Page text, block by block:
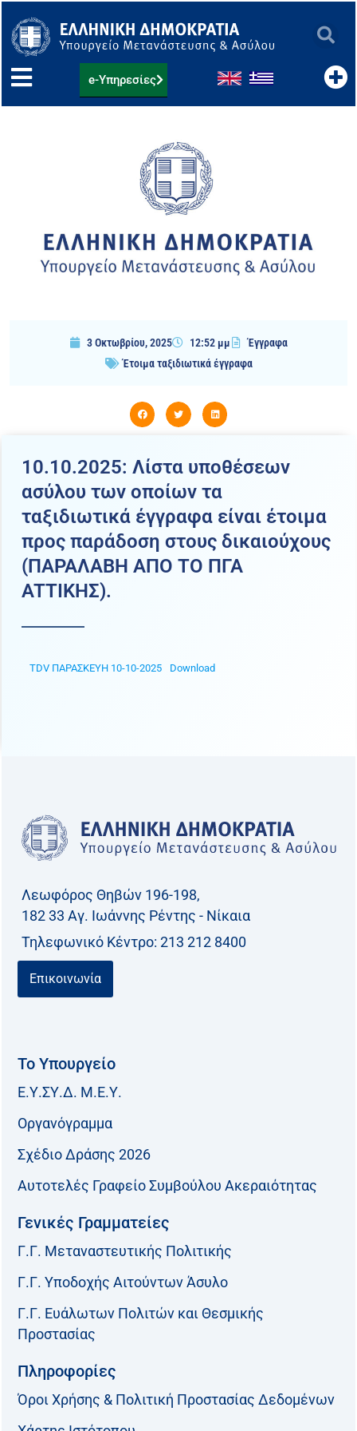
στο
περιεχόμενο
e-Υπηρεσίες
3 Οκτωβρίου, 2025 12:52 μμ
Έγγραφα
Έτοιμα ταξιδιωτικά έγγραφα
10.10.2025: Λίστα υποθέσεων
ασύλου των οποίων τα
ταξιδιωτικά έγγραφα είναι έτοιμα
προς παράδοση στους δικαιούχους
(ΠΑΡΑΛΑΒΗ ΑΠΟ ΤΟ ΠΓΑ
ATTIKHΣ).
TDV ΠΑΡΑΣΚΕΥΗ 10-10-2025 Download
Λεωφόρος Θηβών 196-198,
182 33 Aγ. Ιωάννης Ρέντης - Νίκαια
Τηλεφωνικό Kέντρο: 213 212 8400
Επικοινωνία
Το Υπουργείο
Ε.Υ.ΣΥ.Δ. Μ.Ε.Υ.
Οργανόγραμμα
Σχέδιο Δράσης 2026
Αυτοτελές Γραφείο Συμβούλου Ακεραιότητας
Γενικές Γραμματείες
Γ.Γ. Μεταναστευτικής Πολιτικής
Γ.Γ. Υποδοχής Αιτούντων Άσυλο
Γ.Γ. Ευάλωτων Πολιτών και Θεσμικής
Προστασίας
Πληροφορίες
Όροι Χρήσης & Πολιτική Προστασίας Δεδομένων